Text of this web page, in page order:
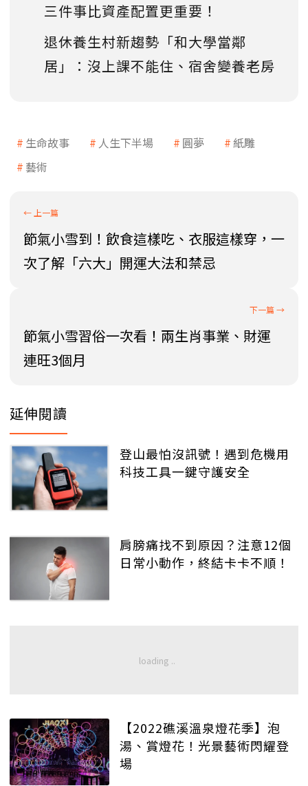
三件事比資產配置更重要！
退休養生村新趨勢「和大學當鄰
居」：沒上課不能住、宿舍變養老房
生命故事 人生下半場 圓夢
紙雕
藝術
節氣小雪到！飲食這樣吃、衣服這樣穿，一
次了解「六大」開運大法和禁忌
節氣小雪習俗一次看！兩生肖事業、財運
連旺3個月
延伸閱讀
登山最怕沒訊號！遇到危機用
科技工具一鍵守護安全
肩膀痛找不到原因？注意12個
日常小動作，終結卡卡不順！
【2022礁溪溫泉燈花季】泡
湯、賞燈花！光景藝術閃耀登
場